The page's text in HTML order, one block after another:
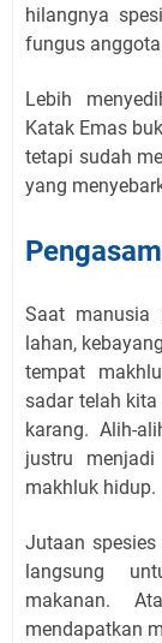
hilangnya
fungus
Lebih
Katak Emas
tetapi sudah
yang
Saat manusia
lahan,
tempat
sadar telah kita
karang. Alih-
justru
makhluk hidup.
Jutaan
langsung
makanan.
mendapatkan